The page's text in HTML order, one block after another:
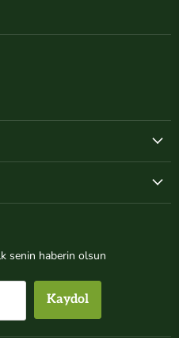
senin haberin olsun
Kaydol